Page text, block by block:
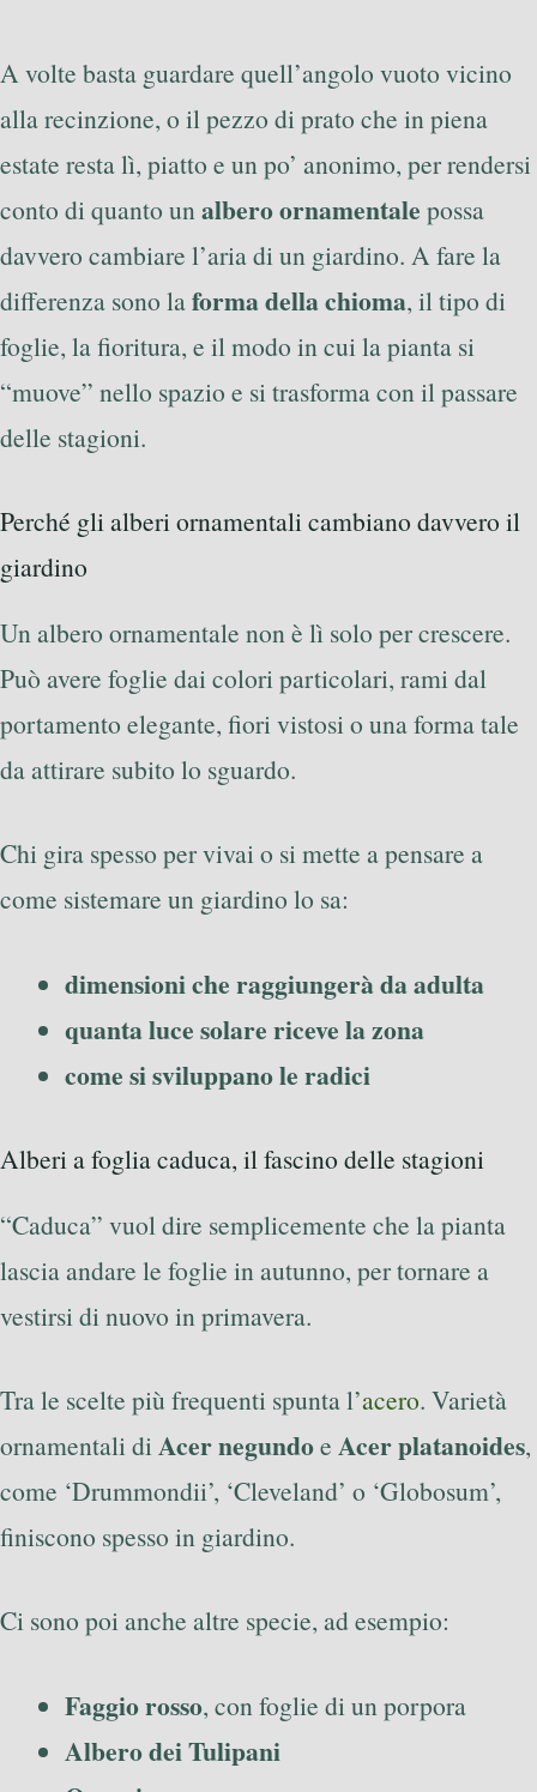
A volte basta guardare quell’angolo vuoto vicino
alla recinzione, o il pezzo di prato che in piena
estate resta lì, piatto e un po’ anonimo, per rendersi
conto di quanto unalbero ornamentale possa
davvero cambiare l’aria di un giardino. A fare la
differenza sono laforma della chioma, il tipo di
foglie, la fioritura, e il modo in cui la pianta si
“muove” nello spazio e si trasforma con il passare
delle stagioni.
Perché gli alberi ornamentali cambiano davvero il
giardino
Un albero ornamentale non è lì solo per crescere.
Può avere foglie dai colori particolari, rami dal
portamento elegante, fiori vistosi o una forma tale
da attirare subito lo sguardo.
Chi gira spesso per vivai o si mette a pensare a
come sistemare un giardino lo sa:
dimensioni che raggiungerà da adulta
quanta luce solare riceve la zona
come si sviluppano le radici
Alberi a foglia caduca, il fascino delle stagioni
“Caduca” vuol dire semplicemente che la pianta
lascia andare le foglie in autunno, per tornare a
vestirsi di nuovo in primavera.
Tra le scelte più frequenti spunta l’acero. Varietà
ornamentali diAcer negundoe Acer platanoides,
come ‘Drummondii’, ‘Cleveland’ o ‘Globosum’,
finiscono spesso in giardino.
Ci sono poi anche altre specie, ad esempio:
Faggio rosso, con foglie di un porpora
Albero dei Tulipani